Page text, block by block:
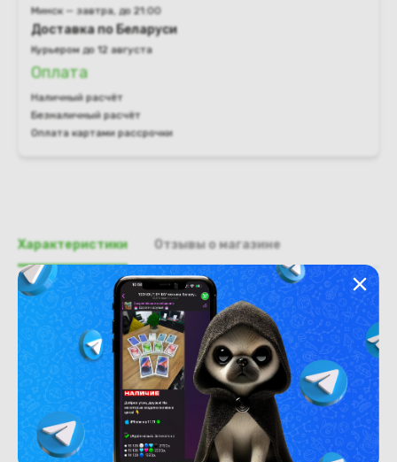
Минск — завтра, до 21:00
Доставка по Беларуси
Курьером до 12 августа
Оплата
Наличный расчёт
Безналичный расчёт
Оплата картами рассрочки
Характеристики Отзывы о магазине
Общая информация
Производитель
HP
Тип товара
Палмрест
Состояние
Недостатки
состояние ,запрос фото
уточнять у менеджеров